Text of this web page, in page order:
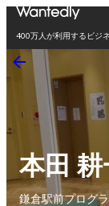
400万人が利用するビジ
本田
鎌倉駅前プログ